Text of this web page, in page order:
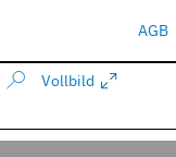
AGB
Vollbild